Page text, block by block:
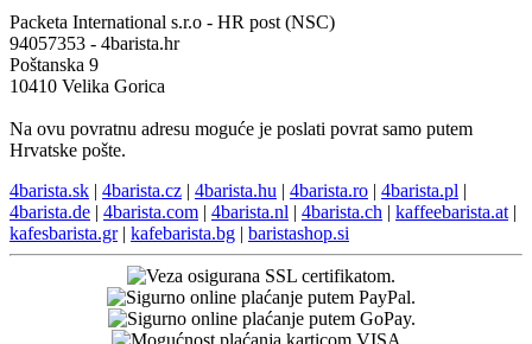
Packeta International s.r.o - HR post (NSC)
94057353 - 4barista.hr
Poštanska 9
10410 Velika Gorica
Na ovu povratnu adresu moguće je poslati povrat samo putem
Hrvatske pošte.
4barista.sk | 4barista.cz | 4barista.hu | 4barista.ro | 4barista.pl |
4barista.de | 4barista.com | 4barista.nl | 4barista.ch | kaffeebarista.at |
kafesbarista.gr| kafebarista.bg | baristashop.si